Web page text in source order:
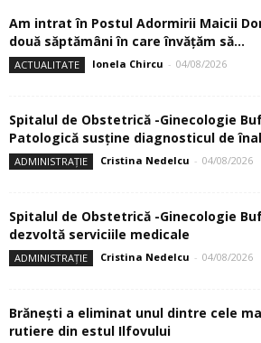
Am intrat în Postul Adormirii Maicii
două săptămâni în care învăţăm să...
ACTUALITATE Ionela Chircu - 04/08/2026
Spitalul de Obstetrică -Ginecologie
Patologică susţine diagnosticul de
ADMINISTRAȚIE Cristina Nedelcu - 04/08/2026
Spitalul de Obstetrică -Ginecologie
dezvoltă serviciile medicale
ADMINISTRAȚIE Cristina Nedelcu - 04/08/2026
Brănești a eliminat unul dintre cele
rutiere din estul Ilfovului